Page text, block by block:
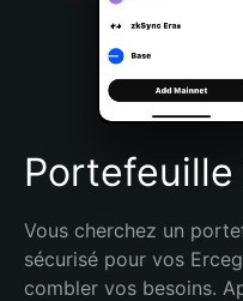
Português (Brasil)
Español (Argentina)
Portefeuille
Vous cherchez un
sécurisé pour vos
combler vos besoins.